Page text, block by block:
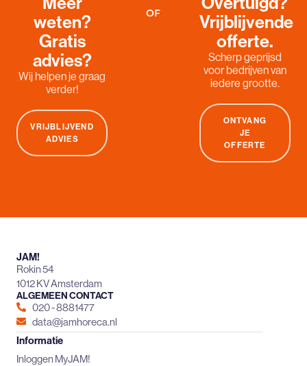
weten?
Gratis
advies?
Wij helpen je graag
verder!
VRIJBLIJVEND
ADVIES
OF
Vrijblijvende
offerte.
Scherp geprijsd
voor bedrijven van
iedere grootte.
ONTVANG
JE
OFFERTE
JAM!
Rokin 54
1012 KV Amsterdam
ALGEMEEN CONTACT
020 - 8881477
data@jamhoreca.nl
Informatie
Inloggen MyJAM!